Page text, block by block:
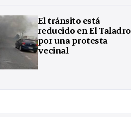
El tránsito está
reducido en El Taladro
por una protesta
vecinal